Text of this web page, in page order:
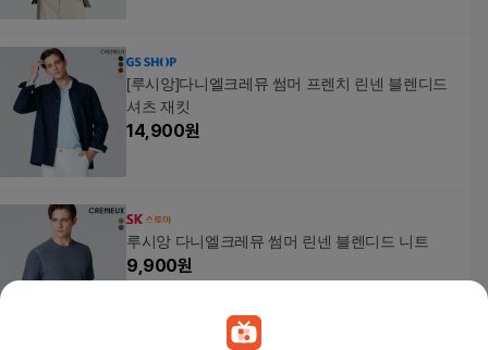
[루시앙]다니엘크레뮤 썸머 프렌치 린넨 블렌디드
셔츠 재킷
14,900원
루시앙 다니엘크레뮤 썸머 린넨 블렌디드 니트
9,900원